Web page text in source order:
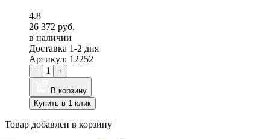
4.8
26 372 руб.
в наличии
Доставка 1-2 дня
Артикул: 12252
− 1 +
В корзину
Купить в 1 клик
Товар добавлен в корзину